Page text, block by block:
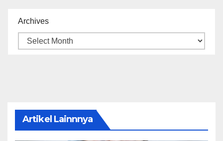
Archives
Artikel Lainnnya